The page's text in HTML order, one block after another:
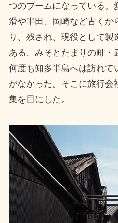
つのブームになっている。
滑や半田、岡崎など古くか
り、残され、現役として
ある。みそとたまりの町・
何度も知多半島へは訪れて
がなかった。そこに旅行会
集を目にした。